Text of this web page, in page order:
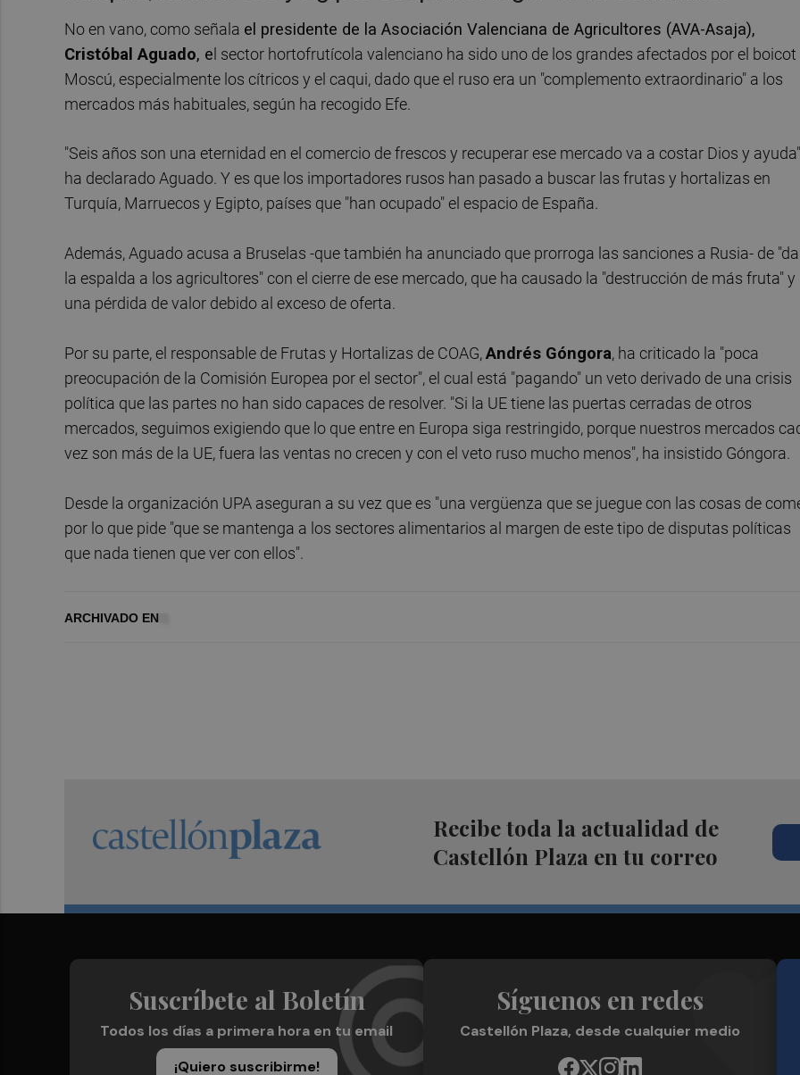
No en vano, como señala el presidente de la Asociación Valenciana de Agricultores (AVA-Asaja),
Cristóbal Aguado, el sector hortofrutícola valenciano ha sido uno de los grandes afectados por el boicot
Moscú, especialmente los cítricos y el caqui, dado que el ruso era un "complemento extraordinario" a los
mercados más habituales, según ha recogido Efe.
"Seis años son una eternidad en el comercio de frescos y recuperar ese mercado va a costar Dios y
ha declarado Aguado. Y es que los importadores rusos han pasado a buscar las frutas y hortalizas en
Turquía, Marruecos y Egipto, países que "han ocupado" el espacio de España.
Además, Aguado acusa a Bruselas -que también ha anunciado que prorroga las sanciones a Rusia- de
la espalda a los agricultores" con el cierre de ese mercado, que ha causado la "destrucción de más fruta" y
una pérdida de valor debido al exceso de oferta.
Por su parte, el responsable de Frutas y Hortalizas de COAG,Andrés Góngora, ha criticado la "poca
preocupación de la Comisión Europea por el sector", el cual está "pagando" un veto derivado de una crisis
política que las partes no han sido capaces de resolver. "Si la UE tiene las puertas cerradas de otros
mercados, seguimos exigiendo que lo que entre en Europa siga restringido, porque nuestros mercados
vez son más de la UE, fuera las ventas no crecen y con el veto ruso mucho menos", ha insistido Góngora.
Desde la organización UPA aseguran a su vez que es "una vergüenza que se juegue con las cosas de
por lo que pide "que se mantenga a los sectores alimentarios al margen de este tipo de disputas políticas
que nada tienen que ver con ellos".
ARCHIVADO EN
Recibe toda la actualidad de
Castellón Plaza en tu correo
Suscríbete al Boletín
Todos los días a primera hora en tu email
¡Quiero suscribirme!
Síguenos en redes
Castellón Plaza, desde cualquier medio